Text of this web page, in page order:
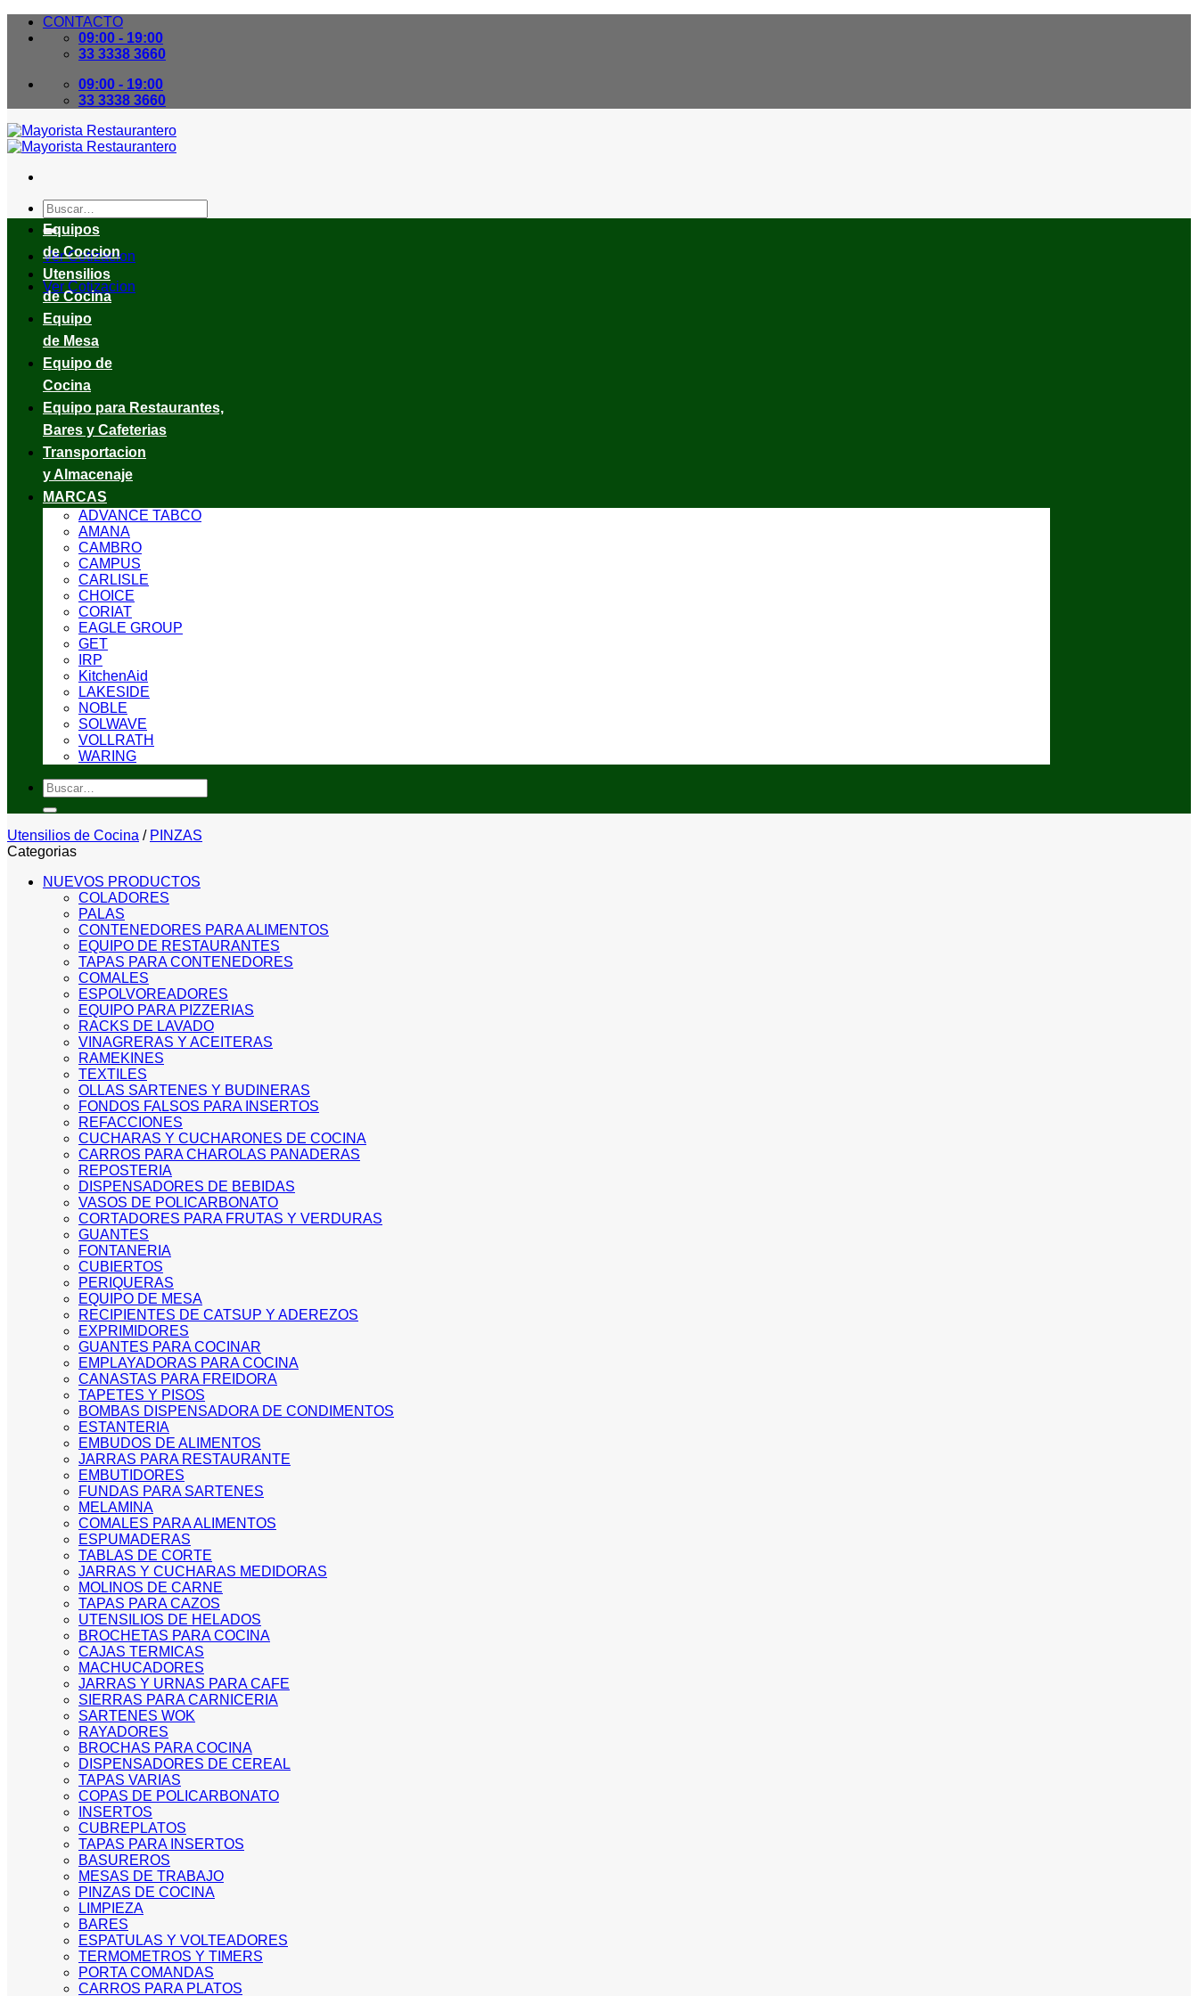
Skip
CONTACTO
09:00 - 19:00
33 3338 3660
09:00 - 19:00
33 3338 3660
Buscar
por:
Ver Cotizacion
Ver Cotizacion
Equipos
de Coccion
Utensilios
de Cocina
Equipo
de Mesa
Equipo de
Cocina
Equipo para Restaurantes,
Bares y Cafeterias
Transportacion
y Almacenaje
MARCAS
ADVANCE TABCO
AMANA
CAMBRO
CAMPUS
CARLISLE
CHOICE
CORIAT
EAGLE GROUP
GET
IRP
KitchenAid
LAKESIDE
NOBLE
SOLWAVE
VOLLRATH
WARING
Buscar
por:
Utensilios de Cocina / PINZAS
Categorias
NUEVOS PRODUCTOS
COLADORES
PALAS
CONTENEDORES PARA ALIMENTOS
EQUIPO DE RESTAURANTES
TAPAS PARA CONTENEDORES
COMALES
ESPOLVOREADORES
EQUIPO PARA PIZZERIAS
RACKS DE LAVADO
VINAGRERAS Y ACEITERAS
RAMEKINES
TEXTILES
OLLAS SARTENES Y BUDINERAS
FONDOS FALSOS PARA INSERTOS
REFACCIONES
CUCHARAS Y CUCHARONES DE COCINA
CARROS PARA CHAROLAS PANADERAS
REPOSTERIA
DISPENSADORES DE BEBIDAS
VASOS DE POLICARBONATO
CORTADORES PARA FRUTAS Y VERDURAS
GUANTES
FONTANERIA
CUBIERTOS
PERIQUERAS
EQUIPO DE MESA
RECIPIENTES DE CATSUP Y ADEREZOS
EXPRIMIDORES
GUANTES PARA COCINAR
EMPLAYADORAS PARA COCINA
CANASTAS PARA FREIDORA
TAPETES Y PISOS
BOMBAS DISPENSADORA DE CONDIMENTOS
ESTANTERIA
EMBUDOS DE ALIMENTOS
JARRAS PARA RESTAURANTE
EMBUTIDORES
FUNDAS PARA SARTENES
MELAMINA
COMALES PARA ALIMENTOS
ESPUMADERAS
TABLAS DE CORTE
JARRAS Y CUCHARAS MEDIDORAS
MOLINOS DE CARNE
TAPAS PARA CAZOS
UTENSILIOS DE HELADOS
BROCHETAS PARA COCINA
CAJAS TERMICAS
MACHUCADORES
JARRAS Y URNAS PARA CAFE
SIERRAS PARA CARNICERIA
SARTENES WOK
RAYADORES
BROCHAS PARA COCINA
DISPENSADORES DE CEREAL
TAPAS VARIAS
COPAS DE POLICARBONATO
INSERTOS
CUBREPLATOS
TAPAS PARA INSERTOS
BASUREROS
MESAS DE TRABAJO
PINZAS DE COCINA
LIMPIEZA
BARES
ESPATULAS Y VOLTEADORES
TERMOMETROS Y TIMERS
PORTA COMANDAS
CARROS PARA PLATOS